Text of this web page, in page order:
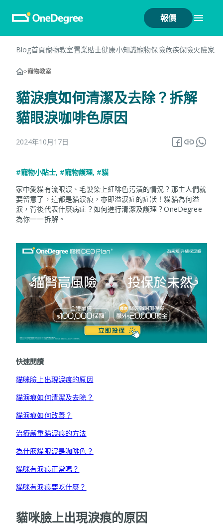
報價
Blog首頁寵物教室置業貼士健康小知識寵物保險危疾保險火險家
>寵物教室
貓淚痕如何清潔及去除？拆解
貓眼淚咖啡色原因
2024年10月17日
#寵物小貼士, #寵物護理, #貓
家中愛貓有流眼淚、毛髮染上紅啡色污漬的情況？那主人們就
要留意了，這都是貓淚痕，亦即溢淚症的症狀！貓貓為何溢
淚，背後代表什麼病症？如何進行清潔及護理？OneDegree
為你一一拆解。
快速閱讀
貓咪臉上出現淚痕的原因
貓淚痕如何清潔及去除？
貓淚痕如何改善？
治療嚴重貓淚痕的方法
為什麼貓眼淚是咖啡色？
貓咪有淚痕正常嗎？
貓咪有淚痕要吃什麼？
貓咪臉上出現淚痕的原因